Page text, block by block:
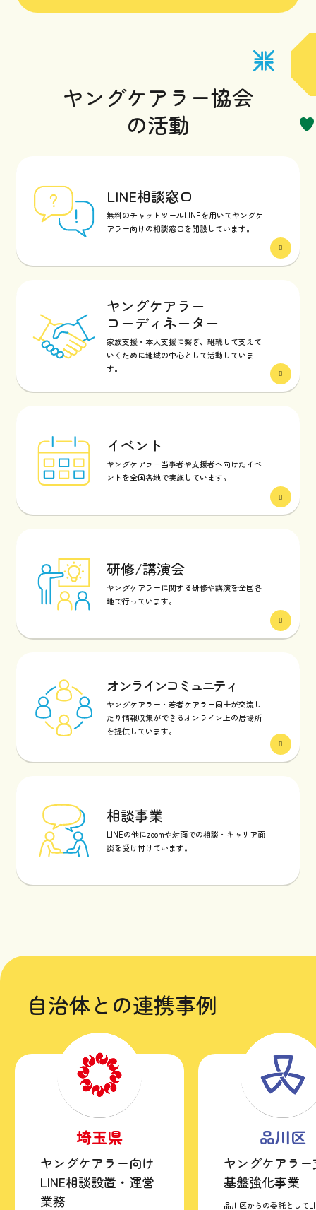
ヤングケアラー協会
の活動
LINE相談窓口
無料のチャットツールLINEを用いてヤングケ
アラー向けの相談窓口を開設しています。
ヤングケアラー
コーディネーター
家族支援・本人支援に繋ぎ、継続して支えて
いくために地域の中心として活動していま
す。
イベント
ヤングケアラー当事者や支援者へ向けたイベ
ントを全国各地で実施しています。
研修/講演会
ヤングケアラーに関する研修や講演を全国各
地で行っています。
オンラインコミュニティ
ヤングケアラー・若者ケアラー同士が交流し
たり情報収集ができるオンライン上の居場所
を提供しています。
相談事業
LINEの他にzoomや対面での相談・キャリア面
談を受け付けています。
自治体との連携事例
埼玉県
ヤングケアラー向け
LINE相談設置・運営
業務
品川区
ヤングケアラ
基盤強化事業
品川区からの委託として